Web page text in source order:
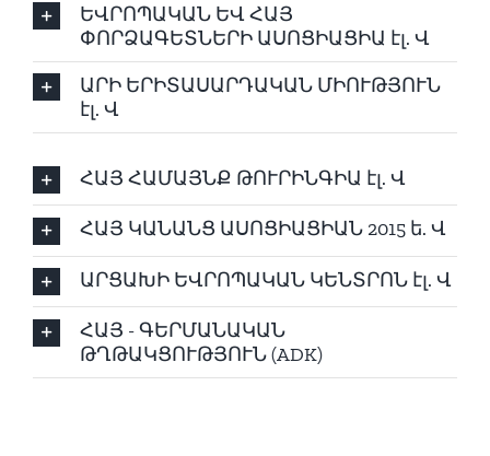
ԵՎՐՈՊԱԿԱՆ ԵՎ ՀԱՅ
ՓՈՐՁԱԳԵՏՆԵՐԻ ԱՍՈՑԻԱՑԻԱ էլ. Վ
ԱՐԻ ԵՐԻՏԱՍԱՐԴԱԿԱՆ ՄԻՈՒԹՅՈՒՆ
էլ. Վ
ՀԱՅ ՀԱՄԱՅՆՔ ԹՈՒՐԻՆԳԻԱ էլ. Վ
ՀԱՅ ԿԱՆԱՆՑ ԱՍՈՑԻԱՑԻԱՆ 2015 ե. Վ
ԱՐՑԱԽԻ ԵՎՐՈՊԱԿԱՆ ԿԵՆՏՐՈՆ էլ. Վ
ՀԱՅ - ԳԵՐՄԱՆԱԿԱՆ
ԹՂԹԱԿՑՈՒԹՅՈՒՆ (ADK)